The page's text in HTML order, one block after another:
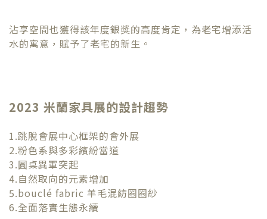
沾享空間也獲得該年度銀獎的高度肯定，為老宅增添活
水的寓意，賦予了老宅的新生。
2023 米蘭家具展的設計趨勢
1.跳脫會展中心框架的會外展
2.粉色系與多彩繽紛當道
3.圓桌異軍突起
4.自然取向的元素增加
5.bouclé fabric 羊毛混紡圈圈紗
6.全面落實生態永續